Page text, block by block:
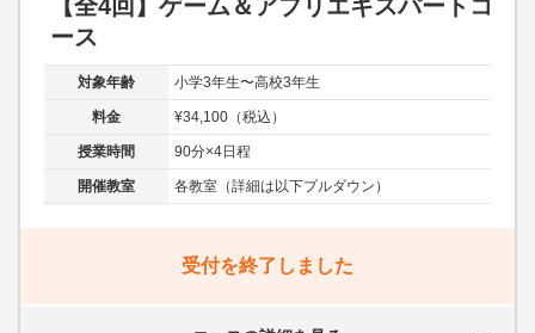
【全4回】ゲーム＆アプリエキスパートコ
ース
対象年齢 小学3年生〜高校3年生
料金 ¥34,100（税込）
授業時間 90分×4日程
開催教室 各教室（詳細は以下プルダウン）
受付を終了しました